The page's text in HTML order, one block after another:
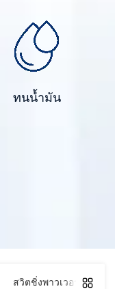
ทนน้ำมัน
สวิตชิ่งพาวเวอร์ซัพพลาย